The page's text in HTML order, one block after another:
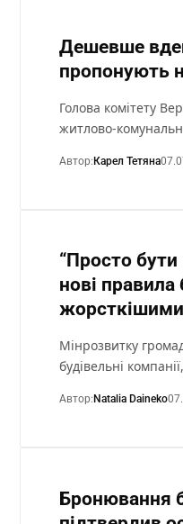
Дешевше
пропонують
Голова комітету
житлово-
Автор:Карел Тетяна
“Просто
нові
жорсткішими
Мінрозвитку
будівельні
Автор: Natalia Daineko
Бронювання